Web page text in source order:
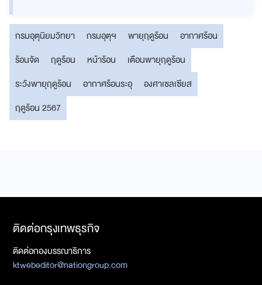
กรมอุตุนิยมวิทยา กรมอุตุฯ พายุฤดูร้อน
อากาศร้อน
ร้อนจัด
ฤดูร้อน หน้าร้อน
เตือนพายุฤดูร้อน
ระวังพายุฤดูร้อน
อากาศร้อนระอุ
องศาเซลเซียส
ฤดูร้อน 2567
ติดต่อกรุงเทพธุรกิจ
ติดต่อกองบรรณาธิการ
ktwebeditor@nationgroup.com